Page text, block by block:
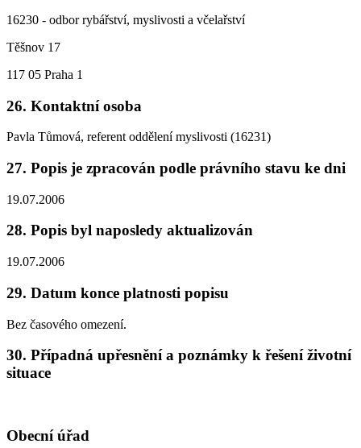
16230 - odbor rybářství, myslivosti a včelařství
Těšnov 17
117 05 Praha 1
26. Kontaktní osoba
Pavla Tůmová, referent oddělení myslivosti (16231)
27. Popis je zpracován podle právního stavu ke dni
19.07.2006
28. Popis byl naposledy aktualizován
19.07.2006
29. Datum konce platnosti popisu
Bez časového omezení.
30. Případná upřesnění a poznámky k řešení životní
situace
Obecní úřad